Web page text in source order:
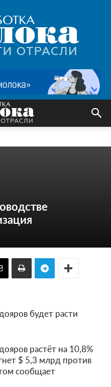
Переработка
молока
|
Новости
будет расти
растёт на 10,8%
$ 5,3 млрд против
сообщает